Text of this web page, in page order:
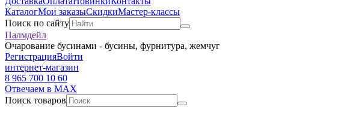
КаталогМои заказыСкидкиМастер-классы
Поиск по сайту
Палмдейл
Очарование бусинами - бусины, фурнитура, жемчуг
РегистрацияВойти
интернет-магазин
8 965 700 10 60
Отвечаем в MAX
Поиск товаров